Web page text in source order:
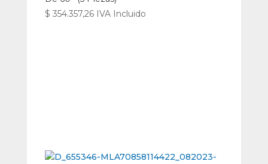
$ 354.357,26 IVA Incluido